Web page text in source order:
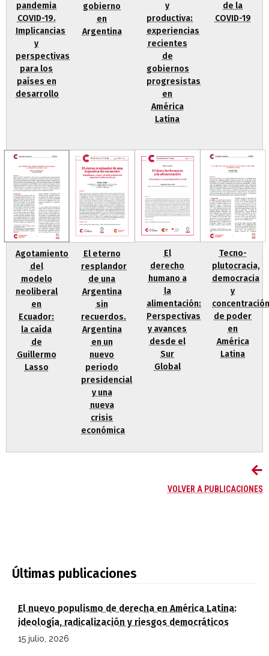
pandemia
COVID-19.
Implicancias
y
perspectivas
para los
países en
desarrollo
gobierno
en
Argentina
y
productiva:
experiencias
recientes
de
gobiernos
progresistas
en
América
Latina
de la
COVID-19
Agotamiento
del
modelo
neoliberal
en
Ecuador:
la caída
de
Guillermo
Lasso
El eterno
resplandor
de una
Argentina
sin
recuerdos.
Argentina
en un
nuevo
periodo
presidencial
y una
nueva
crisis
económica
El
derecho
humano a
la
alimentación:
Perspectivas
y avances
desde el
Sur
Global
Tecno-
plutocracia,
democracia
y
concentración
de poder
en
América
Latina
VOLVER A PUBLICACIONES
Últimas publicaciones
El nuevo populismo de derecha en América Latina:
ideología, radicalización y riesgos democráticos
15 julio, 2026